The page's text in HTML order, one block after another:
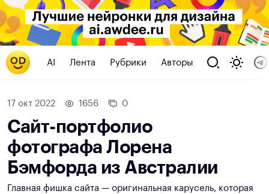
AI Лента Рубрики Авторы
17 окт 2022 1656 0
Сайт-портфолио
фотографа Лорена
Бэмфорда из Австралии
Главная фишка сайта — оригинальная карусель, которая